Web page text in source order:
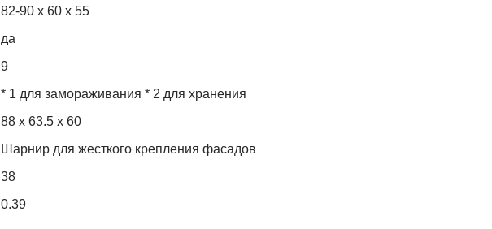
82-90 х 60 х 55
да
9
* 1 для замораживания * 2 для хранения
88 х 63.5 х 60
Шарнир для жесткого крепления фасадов
38
0.39